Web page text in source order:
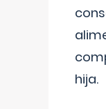
hija.